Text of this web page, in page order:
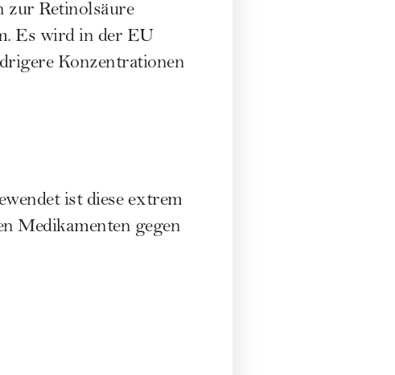
zur Retinolsäure
Es wird in der EU
Konzentrationen
ist diese extrem
Medikamenten gegen